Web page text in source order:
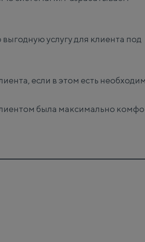
услугу для клиента под
если в этом есть
была максимально